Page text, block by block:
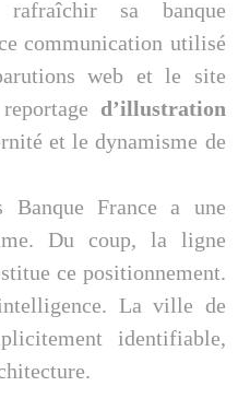
sa banque
communication utilisé
web et le site
d’illustration
et le dynamisme de
Banque France a une
Du coup, la ligne
ce positionnement.
La ville de
identifiable,